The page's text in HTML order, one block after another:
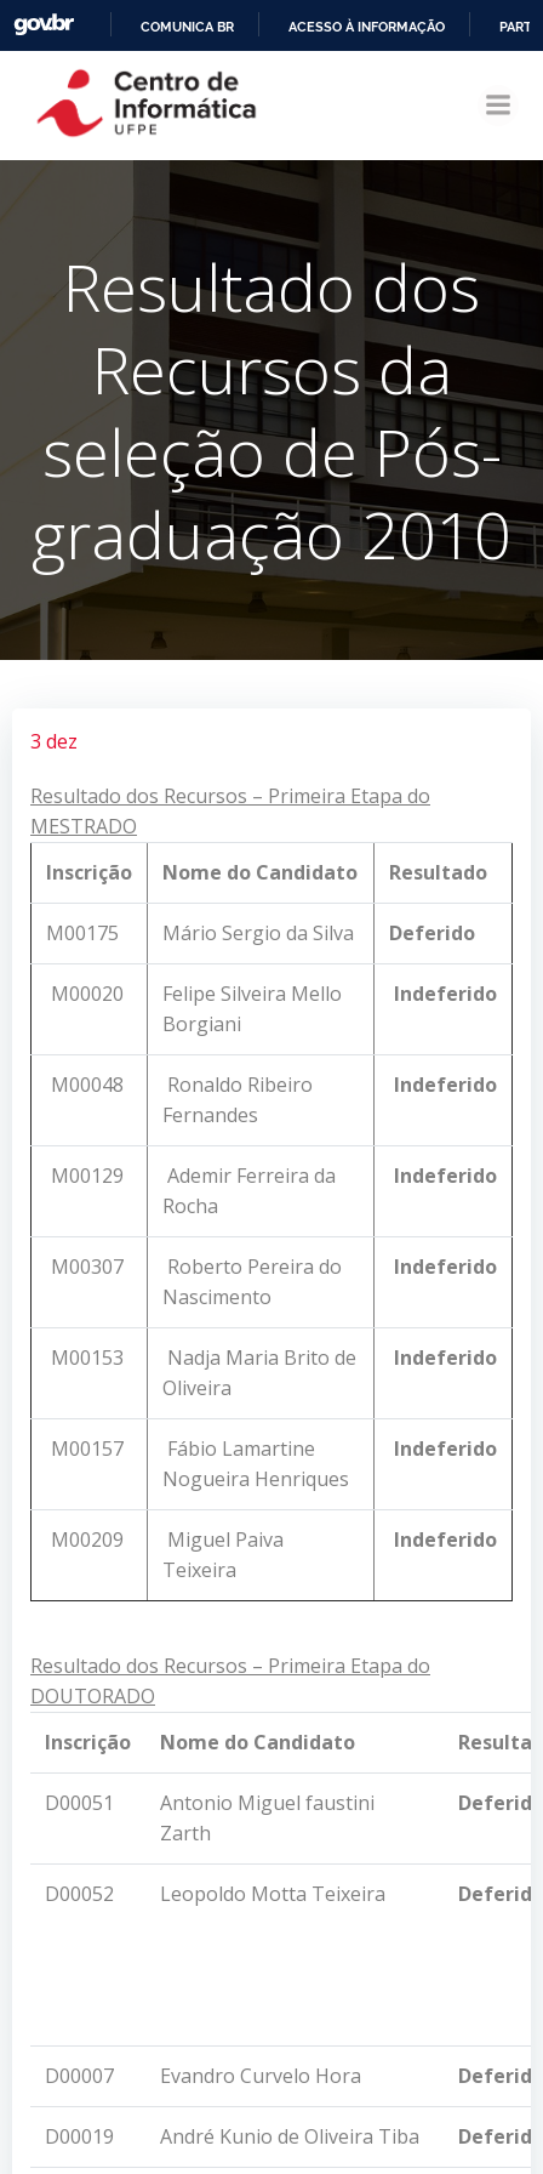
CONTEÚDO
COMUNICA BR ACESSO À INFORMAÇÃO
Resultado dos
Recursos da
seleção de Pós-
graduação 2010
3 dez
Resultado dos Recursos – Primeira Etapa do
MESTRADO
Inscrição
Nome do Candidato Resultado
M00175 Mário Sergio da Silva Deferido
M00020
Felipe Silveira Mello
Borgiani
Indeferido
M00048
Ronaldo Ribeiro
Fernandes
Indeferido
M00129
Ademir Ferreira da
Rocha
Indeferido
M00307
Roberto Pereira do
Nascimento
Indeferido
M00153
Nadja Maria Brito de
Oliveira
Indeferido
M00157
Fábio Lamartine
Nogueira Henriques
Indeferido
M00209
Miguel Paiva
Teixeira
Indeferido
Resultado dos Recursos – Primeira Etapa do
DOUTORADO
Inscrição
Nome do Candidato
D00051
Antonio Miguel faustini
Zarth
Deferida
D00052 Leopoldo Motta Teixeira Deferida
D00007 Evandro Curvelo Hora Deferida
D00019 André Kunio de Oliveira Tiba Deferida